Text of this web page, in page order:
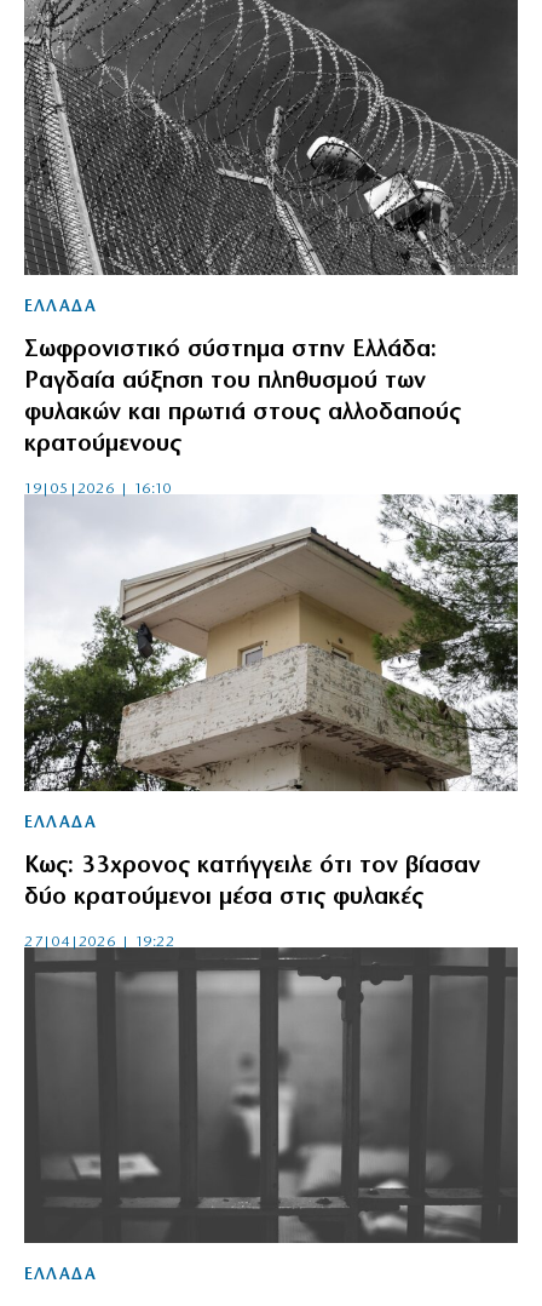
ΕΛΛΑΔΑ
Σωφρονιστικό σύστημα στην Ελλάδα:
Ραγδαία αύξηση του πληθυσμού των
φυλακών και πρωτιά στους αλλοδαπούς
κρατούμενους
19|05|2026 | 16:10
ΕΛΛΑΔΑ
Κως: 33χρονος κατήγγειλε ότι τον βίασαν
δύο κρατούμενοι μέσα στις φυλακές
27|04|2026 | 19:22
ΕΛΛΑΔΑ